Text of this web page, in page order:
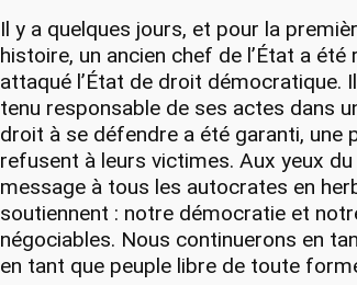
Il y a quelques jours, et pour la
histoire, un ancien chef de l’État a été
attaqué l’État de droit démocratique.
tenu responsable de ses actes dans
droit à se défendre a été garanti, une
refusent à leurs victimes. Aux yeux
message à tous les autocrates en
soutiennent : notre démocratie et
négociables. Nous continuerons en
en tant que peuple libre de toute